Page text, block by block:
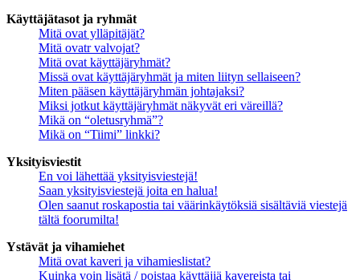
Käyttäjätasot ja ryhmät
Mitä ovat ylläpitäjät?
Mitä ovatr valvojat?
Mitä ovat käyttäjäryhmät?
Missä ovat käyttäjäryhmät ja miten liityn sellaiseen?
Miten pääsen käyttäjäryhmän johtajaksi?
Miksi jotkut käyttäjäryhmät näkyvät eri väreillä?
Mikä on “oletusryhmä”?
Mikä on “Tiimi” linkki?
Yksityisviestit
En voi lähettää yksityisviestejä!
Saan yksityisviestejä joita en halua!
Olen saanut roskapostia tai väärinkäytöksiä sisältäviä viestejä
tältä foorumilta!
Ystävät ja vihamiehet
Mitä ovat kaveri ja vihamieslistat?
Kuinka voin lisätä / poistaa käyttäjiä kavereista tai